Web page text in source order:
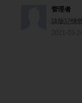
管理者
該版記憶